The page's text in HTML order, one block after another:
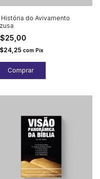
História do Avivamento
com Pix